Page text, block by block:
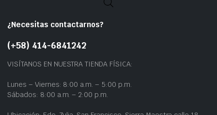
¿Necesitas contactarnos?
(+58) 414-6841242
VISÍTANOS EN NUESTRA TIENDA FÍSICA:
Lunes – Viernes: 8:00 a.m. – 5:00 p.m.
Sábados: 8:00 a.m. – 2:00 p.m.